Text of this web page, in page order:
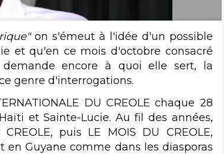
on s'émeut à l'idée d'un possible
et qu'en ce mois d'octobre consacré
encore à quoi elle sert, la
genre d'interrogations.
DU CREOLE chaque 28
et Sainte-Lucie. Au fil des années,
puis LE MOIS DU CREOLE,
Guyane comme dans les diasporas